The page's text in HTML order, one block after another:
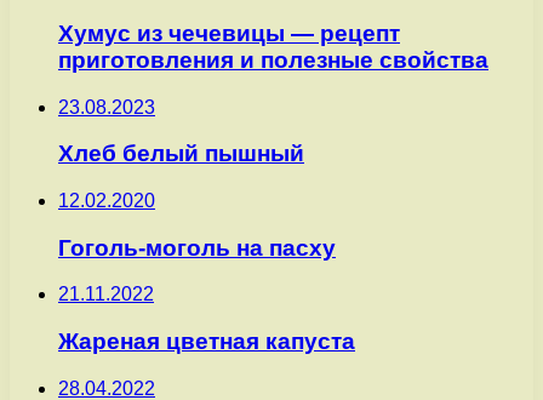
Хумус из чечевицы — рецепт
приготовления и полезные свойства
23.08.2023
Хлеб белый пышный
12.02.2020
Гоголь-моголь на пасху
21.11.2022
Жареная цветная капуста
28.04.2022